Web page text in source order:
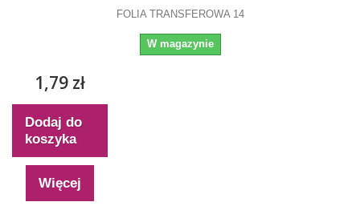
FOLIA TRANSFEROWA 14
W magazynie
1,79 zł
Dodaj do
koszyka
Więcej